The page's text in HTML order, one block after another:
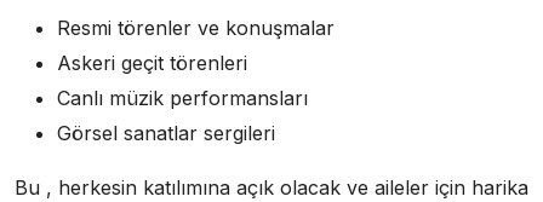
Resmi törenler ve konuşmalar
Askeri geçit törenleri
Canlı müzik performansları
Görsel sanatlar sergileri
Bu , herkesin katılımına açık olacak ve aileler için harika